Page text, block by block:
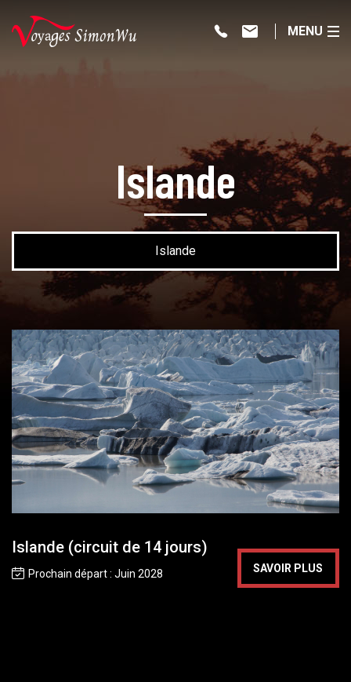
MENU
Islande
Islande (circuit de 14 jours)
Prochain départ : Juin 2028 SAVOIR PLUS